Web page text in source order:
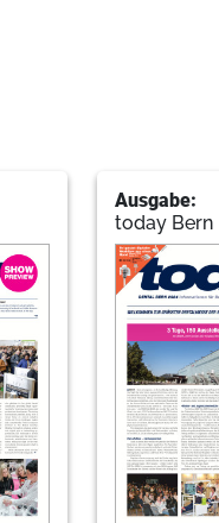
Ausgabe:
today Bern